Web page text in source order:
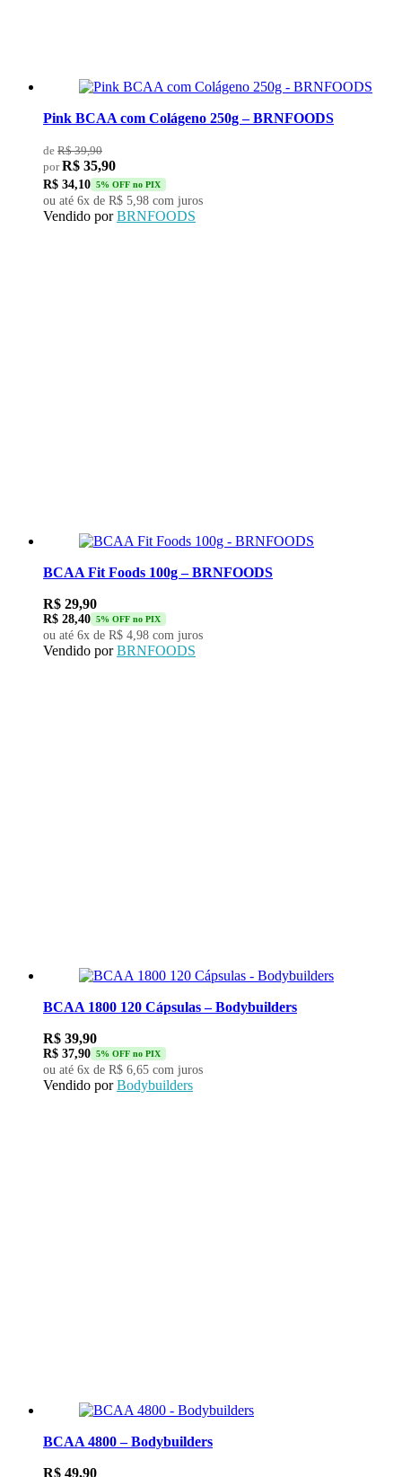
Pink BCAA com Colágeno 250g – BRNFOODS
de R$39,90
porR$ 35,90
R$ 34,10 5% OFF no PIX
ou até 6x de R$ 5,98 com juros
Vendido por BRNFOODS
BCAA Fit Foods 100g – BRNFOODS
R$ 29,90
R$ 28,40 5% OFF no PIX
ou até 6x de R$ 4,98 com juros
Vendido por BRNFOODS
BCAA 1800 120 Cápsulas – Bodybuilders
R$ 39,90
R$ 37,90 5% OFF no PIX
ou até 6x de R$ 6,65 com juros
Vendido por Bodybuilders
BCAA 4800 – Bodybuilders
R$ 49,90